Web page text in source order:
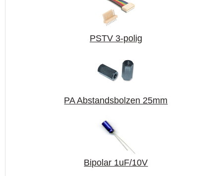
PSTV 3-polig
PA Abstandsbolzen 25mm
Bipolar 1uF/10V